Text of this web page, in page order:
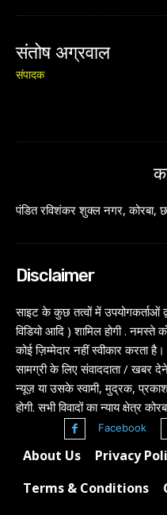
संतोष अग्रवाल
संपादक
पंडित रविशंकर शुक्ल नगर, कोरबा,
Disclaimer
साइट के कुछ तत्वों में उपयोगकर्ताओं
विडियो आदि ) शामिल होगी . नमस्ते
कोई ज़िम्मेदार नहीं स्वीकार करता
सामग्री के लिए संवाददाता / खबर देने
न्यूज़ या उसके स्वामी, मुद्रक,
होगी. सभी विवादों का न्याय क्षेत्र
Facebook
About Us Privacy
Terms & Conditions